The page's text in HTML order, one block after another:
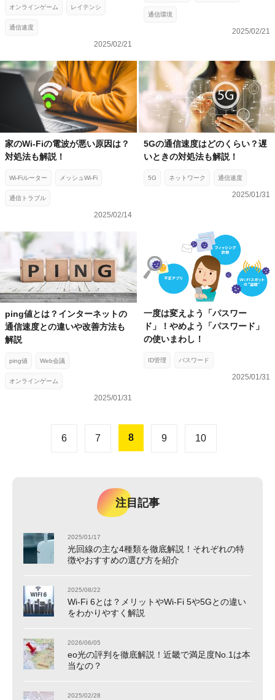
オンラインゲーム レイテンシ
通信速度
2025/02/21
通信環境
2025/02/21
家のWi-Fiの電波が悪い原因は？
対処法も解説！
Wi-Fiルーター メッシュWi-Fi
通信トラブル
2025/02/14
5Gの通信速度はどのくらい？遅
いときの対処法も解説！
5G ネットワーク 通信速度
2025/01/31
ping値とは？インターネットの
通信速度との違いや改善方法も
解説
ping値 Web会議
オンラインゲーム
2025/01/31
一度は変えよう「パスワー
ド」！やめよう「パスワード」
の使いまわし！
ID管理 パスワード
2025/01/31
6 7 8 9 10
注目記事
2025/01/17
光回線の主な4種類を徹底解説！それぞれの特
徴やおすすめの選び方を紹介
2025/08/22
Wi-Fi 6とは？メリットやWi-Fi 5や5Gとの違い
をわかりやすく解説
2026/06/05
eo光の評判を徹底解説！近畿で満足度No.1は本
当なの？
2025/02/28